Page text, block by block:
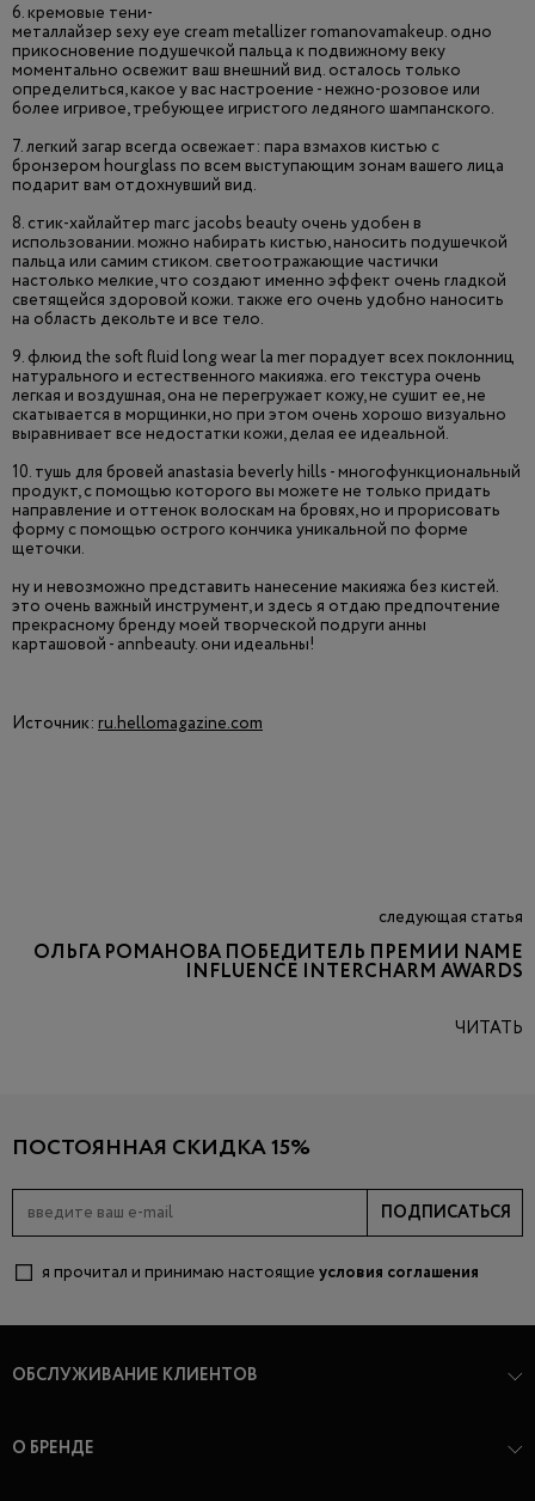
6. кремовые тени-
металлайзер sexy eye cream metallizer romanovamakeup. одно
прикосновение подушечкой пальца к подвижному веку
моментально освежит ваш внешний вид. осталось только
определиться, какое у вас настроение - нежно-розовое или
более игривое, требующее игристого ледяного шампанского.
7. легкий загар всегда освежает: пара взмахов кистью с
бронзером hourglass по всем выступающим зонам вашего лица
подарит вам отдохнувший вид.
8. стик-хайлайтер marc jacobs beauty очень удобен в
использовании. можно набирать кистью, наносить подушечкой
пальца или самим стиком. светоотражающие частички
настолько мелкие, что создают именно эффект очень гладкой
светящейся здоровой кожи. также его очень удобно наносить
на область декольте и все тело.
9. флюид the soft fluid long wear la mer порадует всех поклонниц
натурального и естественного макияжа. его текстура очень
легкая и воздушная, она не перегружает кожу, не сушит ее, не
скатывается в морщинки, но при этом очень хорошо визуально
выравнивает все недостатки кожи, делая ее идеальной.
10. тушь для бровей anastasia beverly hills - многофункциональный
продукт, с помощью которого вы можете не только придать
направление и оттенок волоскам на бровях, но и прорисовать
форму с помощью острого кончика уникальной по форме
щеточки.
ну и невозможно представить нанесение макияжа без кистей.
это очень важный инструмент, и здесь я отдаю предпочтение
прекрасному бренду моей творческой подруги анны
карташовой - annbeauty. они идеальны!
Источник: ru.hellomagazine.com
следующая статья
ОЛЬГА РОМАНОВА ПОБЕДИТЕЛЬ ПРЕМИИ NAME
INFLUENCE INTERCHARM AWARDS
ЧИТАТЬ
ПОСТОЯННАЯ СКИДКА 15%
ПОДПИСАТЬСЯ
я прочитал и принимаю настоящие условия соглашения
ОБСЛУЖИВАНИЕ КЛИЕНТОВ
О БРЕНДЕ